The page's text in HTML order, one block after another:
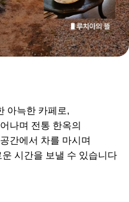
아늑한 카페로,
나며 전통 한옥의
간에서 차를 마시며
시간을 보낼 수 있습니다